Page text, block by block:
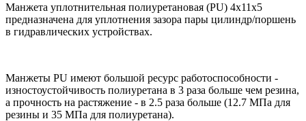
Манжета уплотнительная полиуретановая (PU) 4x11x5
предназначена для уплотнения зазора пары цилиндр/поршень
в гидравлических устройствах.
Манжеты PU имеют большой ресурс работоспособности -
изностоустойчивость полиуретана в 3 раза больше чем резина,
а прочность на растяжение - в 2.5 раза больше (12.7 МПа для
резины и 35 МПа для полиуретана).